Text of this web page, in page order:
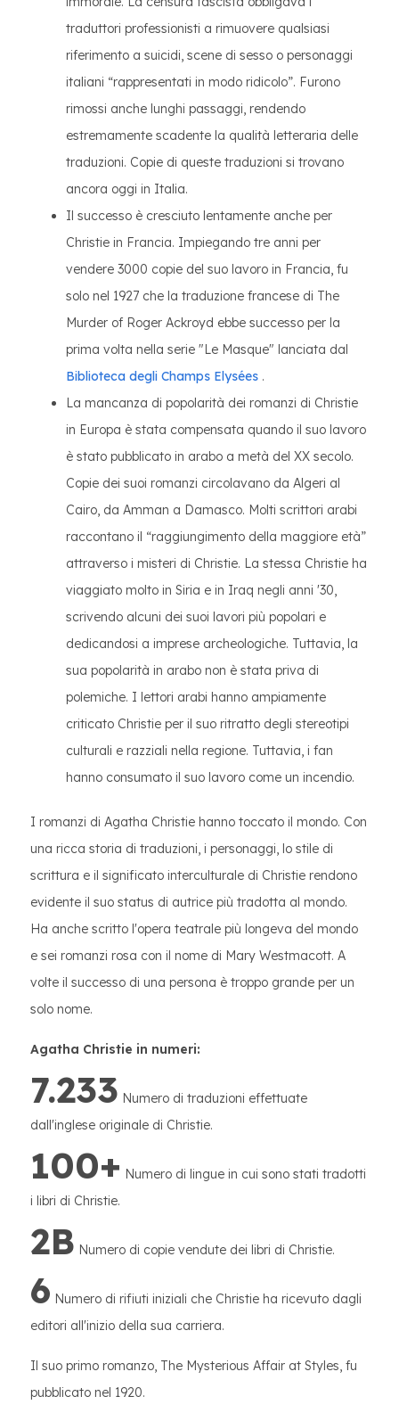
traduttori professionisti a rimuovere qualsiasi
riferimento a suicidi, scene di sesso o personaggi
italiani “rappresentati in modo ridicolo”. Furono
rimossi anche lunghi passaggi, rendendo
estremamente scadente la qualità letteraria delle
traduzioni. Copie di queste traduzioni si trovano
ancora oggi in Italia.
Il successo è cresciuto lentamente anche per
Christie in Francia. Impiegando tre anni per
vendere 3000 copie del suo lavoro in Francia, fu
solo nel 1927 che la traduzione francese di The
Murder of Roger Ackroyd ebbe successo per la
prima volta nella serie "Le Masque" lanciata dal
Biblioteca degli Champs Elysées .
La mancanza di popolarità dei romanzi di Christie
in Europa è stata compensata quando il suo lavoro
è stato pubblicato in arabo a metà del XX secolo.
Copie dei suoi romanzi circolavano da Algeri al
Cairo, da Amman a Damasco. Molti scrittori arabi
raccontano il “raggiungimento della maggiore età”
attraverso i misteri di Christie. La stessa Christie ha
viaggiato molto in Siria e in Iraq negli anni '30,
scrivendo alcuni dei suoi lavori più popolari e
dedicandosi a imprese archeologiche. Tuttavia, la
sua popolarità in arabo non è stata priva di
polemiche. I lettori arabi hanno ampiamente
criticato Christie per il suo ritratto degli stereotipi
culturali e razziali nella regione. Tuttavia, i fan
hanno consumato il suo lavoro come un incendio.
I romanzi di Agatha Christie hanno toccato il mondo. Con
una ricca storia di traduzioni, i personaggi, lo stile di
scrittura e il significato interculturale di Christie rendono
evidente il suo status di autrice più tradotta al mondo.
Ha anche scritto l'opera teatrale più longeva del mondo
e sei romanzi rosa con il nome di Mary Westmacott. A
volte il successo di una persona è troppo grande per un
solo nome.
Agatha Christie in numeri:
7.233 Numero di traduzioni effettuate
dall'inglese originale di Christie.
100+ Numero di lingue in cui sono stati tradotti
i libri di Christie.
2B Numero di copie vendute dei libri di Christie.
6 Numero di rifiuti iniziali che Christie ha ricevuto dagli
editori all'inizio della sua carriera.
Il suo primo romanzo, The Mysterious Affair at Styles, fu
pubblicato nel 1920.